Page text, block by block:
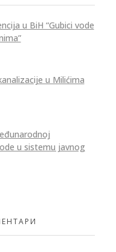
u BiH “Gubici vode
u Milićima
u sistemu javnog